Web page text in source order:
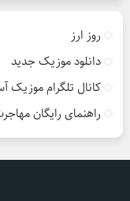
روز ارز
دانلود موزیک جدید
کانال تلگرام موزیک
راهنمای رایگان